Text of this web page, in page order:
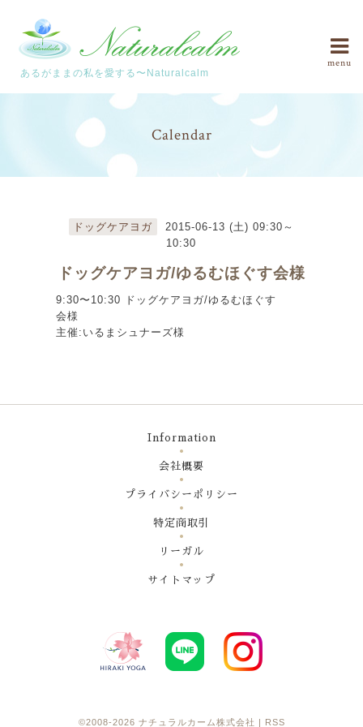
あるがままの私を愛する〜Naturalcalm
menu
Calendar
ドッグケアヨガ
2015-06-13 (土) 09:30～
10:30
ドッグケアヨガ/ゆるむほぐす会様
9:30〜10:30 ドッグケアヨガ/ゆるむほぐす
会様
主催:いるまシュナーズ様
Information
会社概要
プライバシーポリシー
特定商取引
リーガル
サイトマップ
©2008-2026 ナチュラルカーム株式会社 RSS